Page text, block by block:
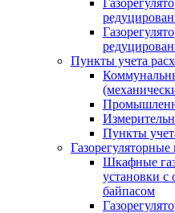
Пункты учета
Пункты
Шкафные
установки c
байпасом